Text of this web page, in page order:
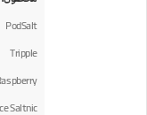
PodSalt
Tripple
Saltnic